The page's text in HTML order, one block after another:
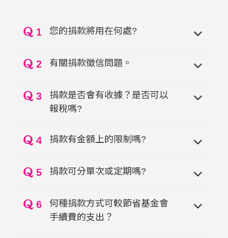
1 您的捐款將用在何處?
2 有關捐款徵信問題。
3
捐款是否會有收據？是否可以
報稅嗎?
4 捐款有金額上的限制嗎?
5 捐款可分單次或定期嗎?
6
何種捐款方式可較節省基金會
手續費的支出？